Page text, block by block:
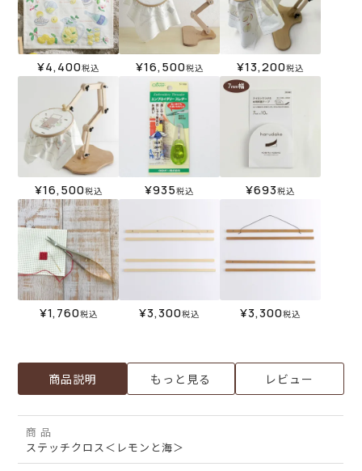
¥4,400税込 ¥16,500税込 ¥13,200税込
¥16,500税込 ¥935税込 ¥693税込
¥1,760税込 ¥3,300税込 ¥3,300税込
商品説明 もっと見る レビュー
商 品
ステッチクロス＜レモンと海＞